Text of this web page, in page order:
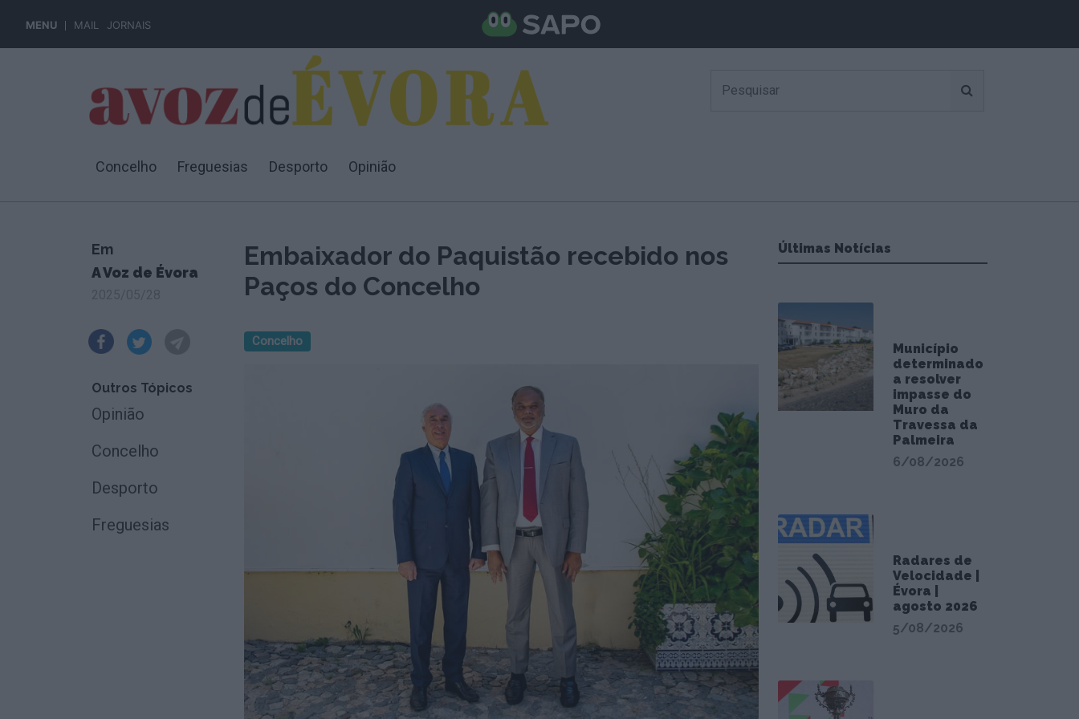
MENU MAIL JORNAIS
Concelho Freguesias Desporto Opinião
Em
A Voz de Évora
Outros Tópicos
Opinião
Concelho
Desporto
Freguesias
Embaixador do Paquistão recebido nos
Paços do Concelho
Concelho
Últimas Notícias
Município
determinado
a resolver
impasse do
Muro da
Travessa da
Palmeira
6/08/2026
Radares de
Velocidade |
Évora |
agosto 2026
5/08/2026